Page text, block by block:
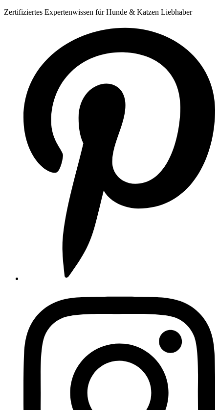
Zum
Zertifiziertes Expertenwissen für Hunde & Katzen Liebhaber